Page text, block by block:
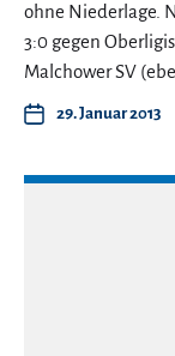
ohne Niederlage.
3:0 gegen
Malchower SV
29. Januar 2013